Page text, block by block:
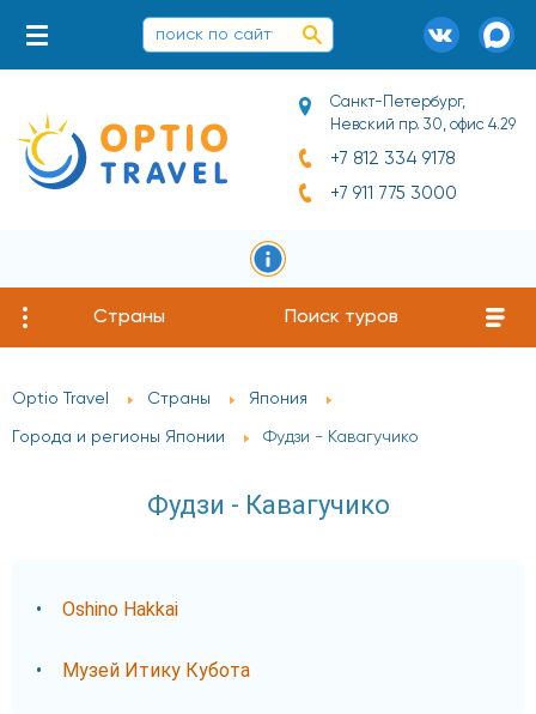
Санкт-Петербург,
Невский пр. 30, офис 4.29
+7 812 334 9178
+7 911 775 3000
Страны Поиск туров
Optio Travel Страны Япония
Города и регионы Японии Фудзи - Кавагучико
Фудзи - Кавагучико
Oshino Hakkai
Музей Итику Кубота